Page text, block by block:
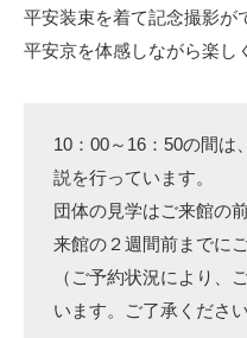
平安装束を着て記念撮影が
平安京を体感しながら楽し
10：00～16：50の間は
説を行っています。
団体の見学はご来館の
来館の２週間前までに
（ご予約状況により、
います。ご了承ください